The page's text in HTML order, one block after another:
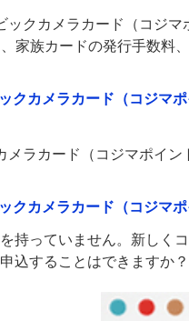
ックカメラカード（コジ
家族カードの発行手数料
クカメラカード（コジマ
メラカード（コジマポイ
クカメラカード（コジマ
持っていません。新しく
込することはできますか？